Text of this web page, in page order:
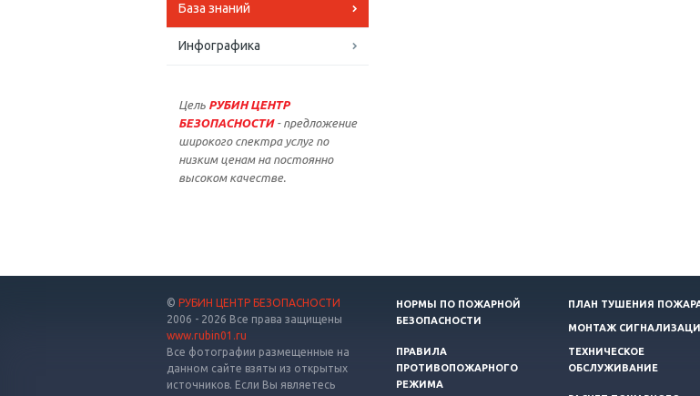
База знаний
Инфографика
Цель РУБИН ЦЕНТР
БЕЗОПАСНОСТИ - предложение
широкого спектра услуг по
низким ценам на постоянно
высоком качестве.
© РУБИН ЦЕНТР БЕЗОПАСНОСТИ
2006 - 2026 Все права защищены
www.rubin01.ru
Все фотографии размещенные на
данном сайте взяты из открытых
источников. Если Вы являетесь
НОРМЫ ПО ПОЖАРНОЙ
БЕЗОПАСНОСТИ
ПЛАН ТУШЕНИЯ
МОНТАЖ
ПРАВИЛА
ПРОТИВОПОЖАРНОГО
РЕЖИМА
ТЕХНИЧЕСКОЕ
ОБСЛУЖИВАНИЕ